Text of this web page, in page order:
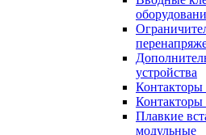
устройства
Плавкие
модульные